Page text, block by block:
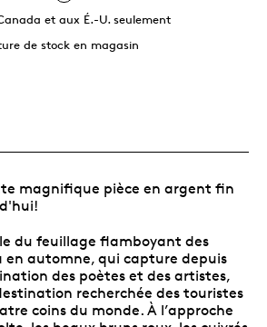
et aux É.-U. seulement
de stock en magasin
magnifique pièce en argent fin
du feuillage flamboyant des
en automne, qui capture depuis
des poètes et des artistes,
recherchée des touristes
coins du monde. À l’approche